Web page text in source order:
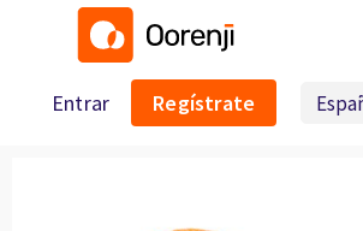
Entrar Regístrate